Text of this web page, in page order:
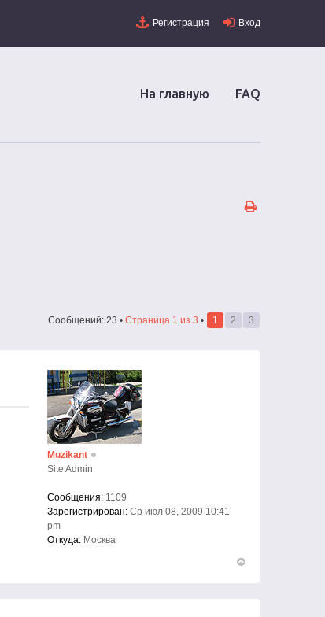
Регистрация Вход
На главную FAQ
Сообщений: 23 • Страница 1 из 3 • 1 2 3
Muzikant
Site Admin
Сообщения: 1109
Зарегистрирован: Ср июл 08, 2009 10:41
pm
Откуда: Москва